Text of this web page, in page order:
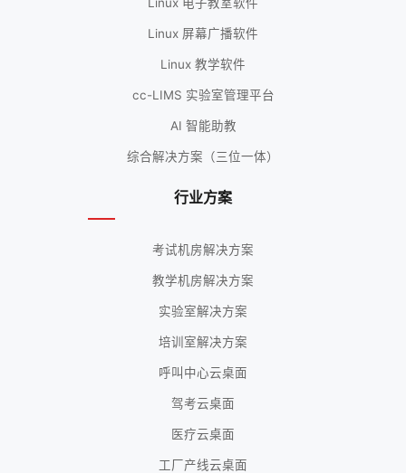
Linux 屏幕广播软件
Linux 教学软件
cc-LIMS 实验室管理平台
AI 智能助教
综合解决方案（三位一体）
行业方案
考试机房解决方案
教学机房解决方案
实验室解决方案
培训室解决方案
呼叫中心云桌面
驾考云桌面
医疗云桌面
工厂产线云桌面